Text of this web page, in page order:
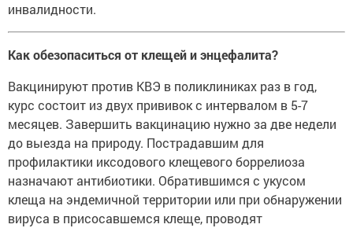
инвалидности.
Как обезопаситься от клещей и энцефалита?
Вакцинируют против КВЭ в поликлиниках раз в год,
курс состоит из двух прививок с интервалом в 5-7
месяцев. Завершить вакцинацию нужно за две недели
до выезда на природу. Пострадавшим для
профилактики иксодового клещевого боррелиоза
назначают антибиотики. Обратившимся с укусом
клеща на эндемичной территории или при обнаружении
вируса в присосавшемся клеще, проводят